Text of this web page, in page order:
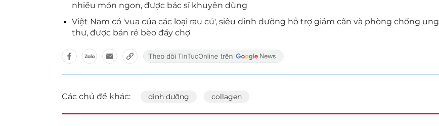
nhiều món ngon, được bác sĩ khuyên dùng
Việt Nam có 'vua của các loại rau củ', siêu dinh dưỡng hỗ trợ giảm cân và phòng chống ung
thư, được bán rẻ bèo đầy chợ
Các chủ đề khác: dinh dưỡng collagen